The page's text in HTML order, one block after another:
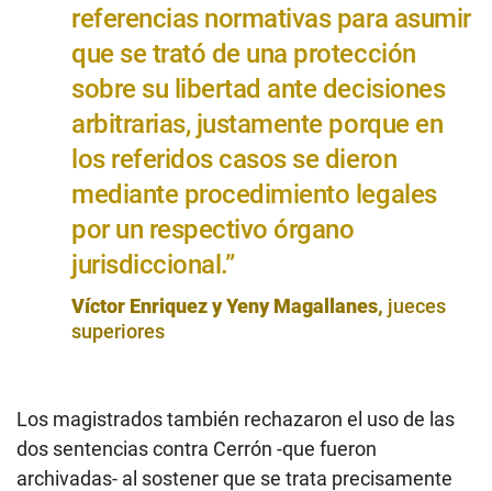
referencias normativas para asumir
que se trató de una protección
sobre su libertad ante decisiones
arbitrarias, justamente porque en
los referidos casos se dieron
mediante procedimiento legales
por un respectivo órgano
jurisdiccional.”
Víctor Enriquez y Yeny Magallanes, jueces
superiores
Los magistrados también rechazaron el uso de las
dos sentencias contra Cerrón -que fueron
archivadas- al sostener que se trata precisamente